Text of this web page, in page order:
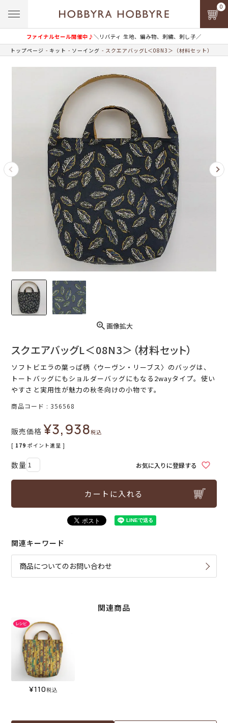
ファイナルセール開催中♪＼リバティ 生地、編み物、刺繍、刺し子／
0
トップページ キット ソーイング スクエアバッグL＜08N3＞（材料セット）
画像拡大
スクエアバッグL＜08N3＞（材料セット）
ソフトビエラの葉っぱ柄〈ウーヴン・リーブス〉のバッグは、
トートバッグにもショルダーバッグにもなる2wayタイプ。使い
やすさと実用性が魅力の秋冬向けの小物です。
商品コード 356568
販売価格 ¥3,938税込
[ 179 ポイント進呈 ]
お気に入りに登録する
カートに入れる
関連キーワード
商品についてのお問い合わせ
関連商品
¥110税込